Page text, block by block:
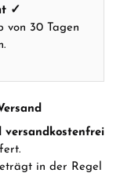
✓
von 30 Tagen
versandkostenfrei
in der Regel